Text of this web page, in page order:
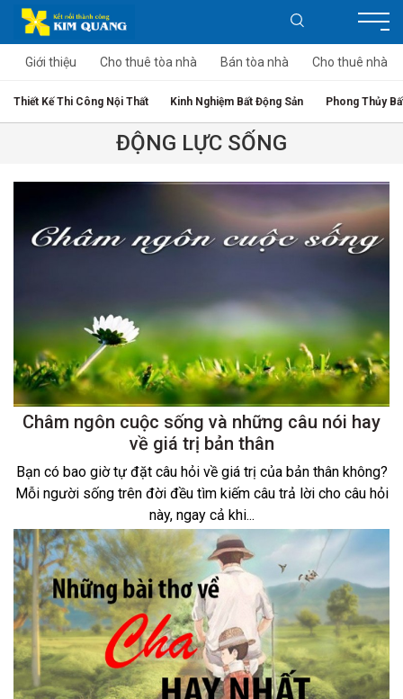
Giới thiệu Cho thuê tòa nhà Bán tòa nhà Cho thuê nhà
Thiết Kế Thi Công Nội Thất Kinh Nghiệm Bất Động Sản Phong Thủy
ĐỘNG LỰC SỐNG
Châm ngôn cuộc sống và những câu nói hay
về giá trị bản thân
Bạn có bao giờ tự đặt câu hỏi về giá trị của bản thân không?
Mỗi người sống trên đời đều tìm kiếm câu trả lời cho câu hỏi
này, ngay cả khi...